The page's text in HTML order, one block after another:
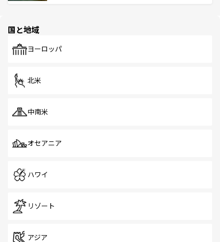
で、ホーカーズは地元の風情を楽しめる外せないスポット
国と地域
ヨーロッパ
北米
中南米
オセアニア
ハワイ
リゾート
アジア